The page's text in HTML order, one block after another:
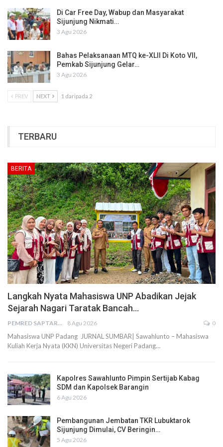
Di Car Free Day, Wabup dan Masyarakat
Sijunjung Nikmati…
3 Agu 2026
Bahas Pelaksanaan MTQ ke-XLII Di Koto VII,
Pemkab Sijunjung Gelar…
3 Agu 2026
PREV NEXT 1 daripada 2
TERBARU
BERITA
Langkah Nyata Mahasiswa UNP Abadikan Jejak
Sejarah Nagari Taratak Bancah…
PEMRED SAPTARIUS 8 Agu 2026 0
Mahasiswa UNP Padang JURNAL SUMBAR| Sawahlunto – Mahasiswa
Kuliah Kerja Nyata (KKN) Universitas Negeri Padang…
Kapolres Sawahlunto Pimpin Sertijab Kabag
SDM dan Kapolsek Barangin
6 Agu 2026
Pembangunan Jembatan TKR Lubuktarok
Sijunjung Dimulai, CV Beringin…
5 Agu 2026